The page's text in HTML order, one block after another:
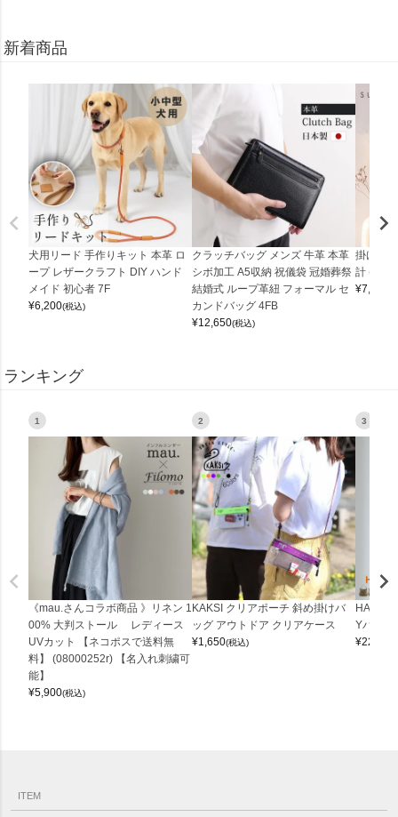
新着商品
犬用リード 手作りキット 本革 ロ
ープ レザークラフト DIY ハンド
メイド 初心者 7F
¥6,200(税込)
クラッチバッグ メンズ 牛革 本革
シボ加工 A5収納 祝儀袋 冠婚葬祭
結婚式 ループ革紐 フォーマル セ
カンドバッグ 4FB
¥12,650(税込)
掛け時
計
¥7,150
ランキング
1
《mau.さんコラボ商品 》リネン 1
00% 大判ストール レディース
UVカット 【ネコポスで送料無
料】 (08000252r) 【名入れ刺繍可
能】
¥5,900(税込)
2
KAKSI クリアポーチ 斜め掛けバ
ッグ アウトドア クリアケース
¥1,650(税込)
3
Yバッグ
¥22,000
ITEM